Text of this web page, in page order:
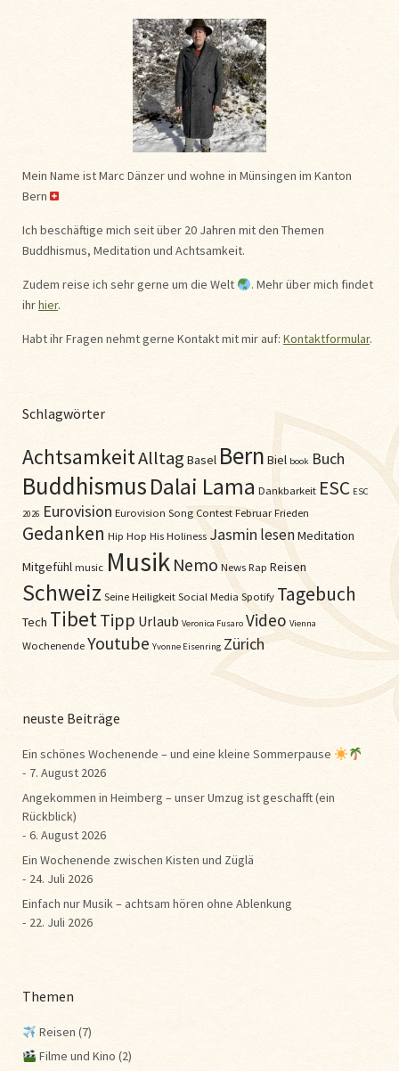
Mein Name ist Marc Dänzer und wohne in Münsingen im Kanton
Bern
Ich beschäftige mich seit über 20 Jahren mit den Themen
Buddhismus, Meditation und Achtsamkeit.
Zudem reise ich sehr gerne um die Welt
. Mehr über mich findet
ihrhier.
Habt ihr Fragen nehmt gerne Kontakt mit mir auf: Kontaktformular.
Schlagwörter
AchtsamkeitAlltag Basel Bern Biel book Buch
BuddhismusDalai Lama Dankbarkeit ESC ESC
2026 Eurovision Eurovision Song ContestFebruarFrieden
Gedanken Hip Hop His Holiness Jasmin lesenMeditation
Mitgefühlmusic Musik NemoNewsRap Reisen
Schweiz Seine HeiligkeitSocial Media Spotify Tagebuch
Tech TibetTipp Urlaub Veronica Fusaro Video Vienna
WochenendeYoutube Yvonne Eisenring Zürich
neuste Beiträge
Ein schönes Wochenende – und eine kleine Sommerpause
7. August 2026
Angekommen in Heimberg – unser Umzug ist geschafft (ein
Rückblick)
6. August 2026
Ein Wochenende zwischen Kisten und Züglä
24. Juli 2026
Einfach nur Musik – achtsam hören ohne Ablenkung
22. Juli 2026
Themen
Reisen (7)
Filme und Kino (2)